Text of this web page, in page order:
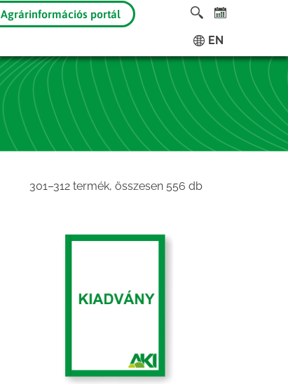
Agrárinformációs portál
EN
301–312 termék, összesen 556 dbSorted